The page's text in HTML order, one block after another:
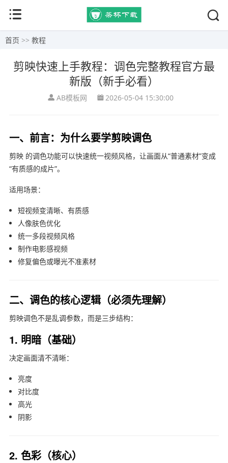
首页 >> 教程
剪映快速上手教程：调色完整教程官方最
新版（新手必看）
AB模板网 2026-05-04 15:30:00
一、前言：为什么要学剪映调色
剪映的调色功能可以快速统一视频风格，让画面从“普通素材”变成
“有质感的成片”。
适用场景：
短视频变清晰、有质感
人像肤色优化
统一多段视频风格
制作电影感视频
修复偏色或曝光不准素材
二、调色的核心逻辑（必须先理解）
剪映调色不是乱调参数，而是三步结构：
1. 明暗（基础）
决定画面清不清晰：
亮度
对比度
高光
阴影
2. 色彩（核心）